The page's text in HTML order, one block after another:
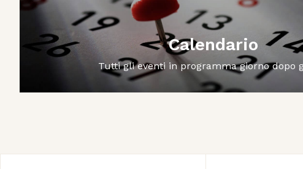
Calendario
Tutti gli eventi in programma giorno dopo